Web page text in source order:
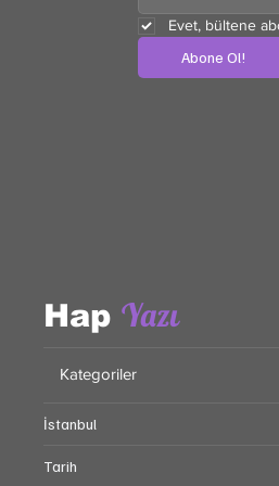
Evet, bültene
Abone Ol!
HapYazı
Kategoriler
İstanbul
Tarih